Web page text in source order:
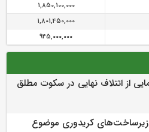
1,850,100,000
1,801,450,000
945,000,000
از ائتلاف‌ نهایی در سکوت مطلق
زیرساخت‌های کریدوری موضوع